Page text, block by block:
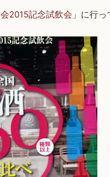
2015記念試飲会 」に行